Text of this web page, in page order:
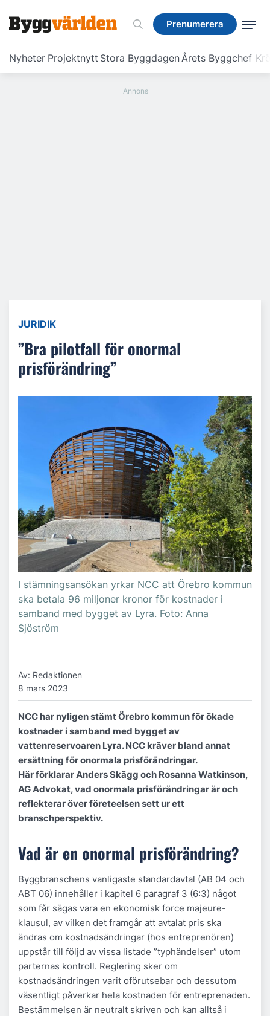
Prenumerera
Nyheter Projektnytt Stora ByggdagenÅrets Byggchef
Prenumerera
JURIDIK
”Bra pilotfall för onormal
prisförändring”
I stämningsansökan yrkar NCC att Örebro kommun
ska betala 96 miljoner kronor för kostnader i
samband med bygget av Lyra. Foto: Anna
Sjöström
Av: Redaktionen
8 mars 2023
NCC har nyligen stämt Örebro kommun för ökade
kostnader i samband med bygget av
vattenreservoaren Lyra. NCC kräver bland annat
ersättning för onormala prisförändringar.
Här förklarar Anders Skägg och Rosanna Watkinson,
AG Advokat, vad onormala prisförändringar är och
reflekterar över företeelsen sett ur ett
branschperspektiv.
Vad är en onormal prisförändring?
Byggbranschens vanligaste standardavtal (AB 04 och
ABT 06) innehåller i kapitel 6 paragraf 3 (6:3) något
som får sägas vara en ekonomisk force majeure-
klausul, av vilken det framgår att avtalat pris ska
ändras om kostnadsändringar (hos entreprenören)
uppstår till följd av vissa listade ”typhändelser” utom
parternas kontroll. Reglering sker om
kostnadsändringen varit oförutsebar och dessutom
väsentligt påverkar hela kostnaden för entreprenaden.
Bestämmelsen är neutralt skriven och kan alltså i